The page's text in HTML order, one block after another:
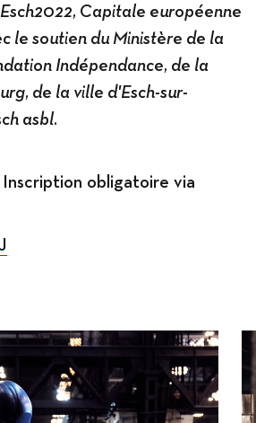
Capitale européenne
le soutien du Ministère de la
Indépendance, de la
de la ville d'Esch-sur-
asbl.
obligatoire via